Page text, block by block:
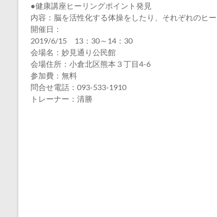
●健康講座ヒーリングポイント発見
内容：脳を活性化する体操をしたり、それぞれのヒ
開催日：
2019/6/15 13：30～14：30
会場名：妙見通り公民館
会場住所：小倉北区熊本３丁目4-6
参加費：無料
問合せ電話：093-533-1910
トレーナー：清勝